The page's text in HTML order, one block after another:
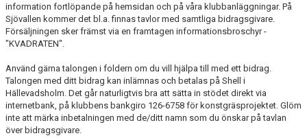
information fortlöpande på hemsidan och på våra klubbanläggningar. På
Sjövallen kommer det bl.a. finnas tavlor med samtliga bidragsgivare.
Försäljningen sker främst via en framtagen informationsbroschyr -
"KVADRATEN".
Använd gärna talongen i foldern om du vill hjälpa till med ett bidrag.
Talongen med ditt bidrag kan inlämnas och betalas på Shell i
Hällevadsholm. Det går naturligtvis bra att sätta in stödet direkt via
internetbank, på klubbens bankgiro 126-6758 för konstgräsprojektet. Glöm
inte att märka inbetalningen med de/ditt namn som du önskar på tavlan
över bidragsgivare.